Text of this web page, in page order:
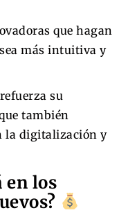
que hagan
más intuitiva y
su
también
la digitalización y
en los